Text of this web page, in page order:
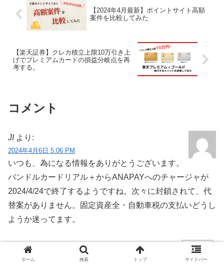
【2024年4月最新】ポイントサイト高額
案件を比較してみた
【楽天証券】クレカ積立上限10万引き上
げでプレミアムカードの損益分岐点を再
考する。
コメント
JI より:
2024年4月6日 5:06 PM
いつも、為になる情報をありがとうございます。
バンドルカードリアル＋からANAPAYへのチャージャが
2024/4/24で終了するようですね。次々に封鎖されて、代
替案がありません。固定資産全・自動車税の支払いどうし
ようか迷ってます。
返信
ホーム 検索 トップ サイドバー